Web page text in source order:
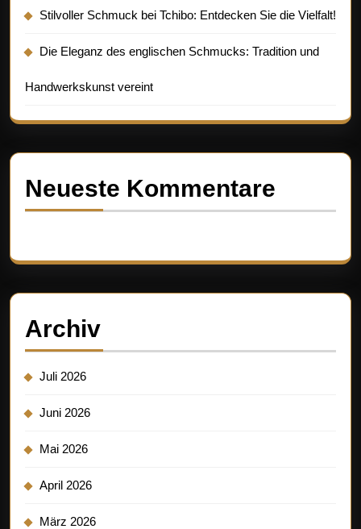
Stilvoller Schmuck bei Tchibo: Entdecken Sie die Vielfalt!
Die Eleganz des englischen Schmucks: Tradition und
Handwerkskunst vereint
Neueste Kommentare
Archiv
Juli 2026
Juni 2026
Mai 2026
April 2026
März 2026